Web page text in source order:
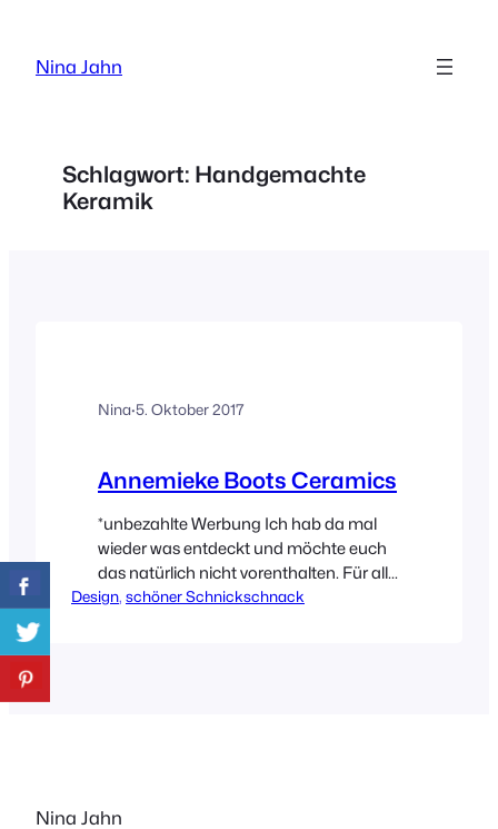
springen
Nina Jahn
Schlagwort: Handgemachte
Keramik
Nina·5. Oktober 2017
Annemieke Boots Ceramics
*unbezahlte Werbung Ich hab da mal
wieder was entdeckt und möchte euch
das natürlich nicht vorenthalten. Für alle
Kaffeeliebhaber wird es an dieser Stelle
Design, schöner Schnickschnack
Nina Jahn